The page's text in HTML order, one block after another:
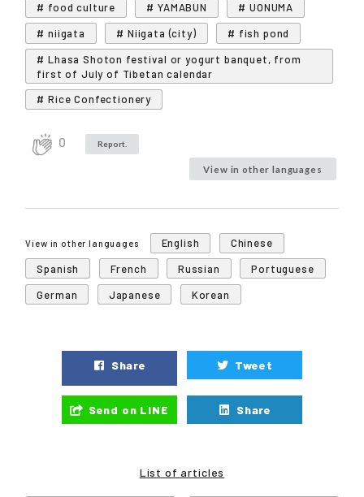
# food culture # YAMABUN
# UONUMA
# niigata
# Niigata (city)
# fish pond
# Lhasa Shoton festival or yogurt banquet, from
first of July of Tibetan calendar
# Rice Confectionery
0 Report.
View in other languages
View in other languages English
Chinese
Spanish
French Russian
Portuguese
German
Japanese Korean
Share Tweet
Send on LINE Share
List of articles